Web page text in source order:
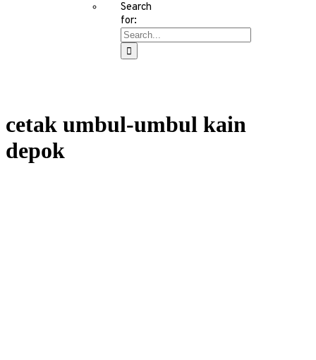
Search
for:
cetak umbul-umbul kain
depok